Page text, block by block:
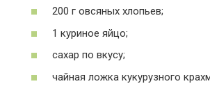
200 г овсяных хлопьев;
1 куриное яйцо;
сахар по вкусу;
чайная ложка кукурузного